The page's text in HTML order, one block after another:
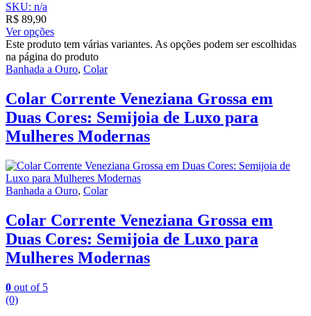
SKU: n/a
R$ 89,90
Ver opções
Este produto tem várias variantes. As opções podem ser escolhidas
na página do produto
Banhada a Ouro, Colar
Colar Corrente Veneziana Grossa em
Duas Cores: Semijoia de Luxo para
Mulheres Modernas
Banhada a Ouro, Colar
Colar Corrente Veneziana Grossa em
Duas Cores: Semijoia de Luxo para
Mulheres Modernas
0 out of 5
(0)